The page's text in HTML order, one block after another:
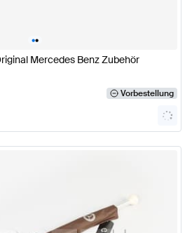
••
Mercedes Benz Zubehör
Vorbestellung